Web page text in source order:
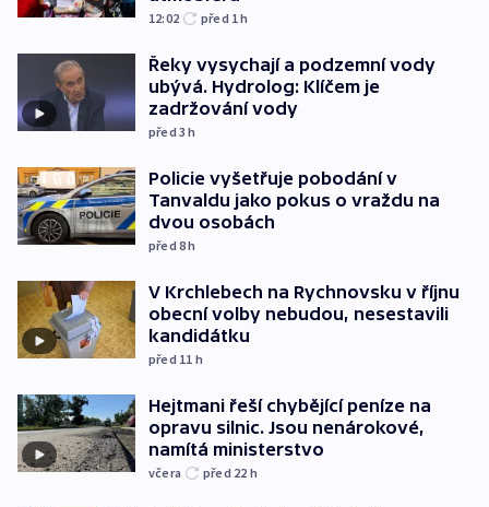
12:02 před 1h
Řeky vysychají a podzemní vody
ubývá. Hydrolog: Klíčem je
zadržování vody
před 3h
Policie vyšetřuje pobodání v
Tanvaldu jako pokus o vraždu na
dvou osobách
před 8h
V Krchlebech na Rychnovsku v říjnu
obecní volby nebudou, nesestavili
kandidátku
před 11 h
Hejtmani řeší chybějící peníze na
opravu silnic. Jsou nenárokové,
namítá ministerstvo
včera před 22 h